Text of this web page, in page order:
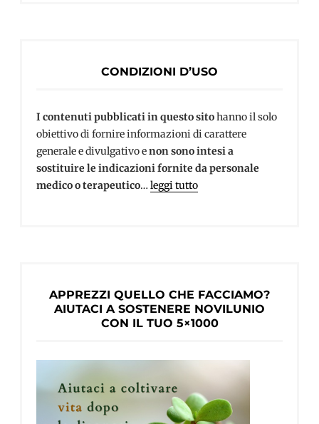
CONDIZIONI D’USO
I contenuti pubblicati in questo sitohanno il solo
obiettivo di fornire informazioni di carattere
generale e divulgativo enon sono intesi a
sostituire le indicazioni fornite da personale
medico o terapeutico… leggi tutto
APPREZZI QUELLO CHE FACCIAMO?
AIUTACI A SOSTENERE NOVILUNIO
CON IL TUO 5×1000